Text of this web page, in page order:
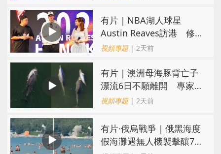
有片｜NBA湖人球星
Austin Reaves訪港 修
頓與青少年交流球技
視頻專題| 2天前
有片｜澳洲母海豚背亡子
漂流6日不願離開 專家：
極度悲傷下的哀悼行為
視頻專題| 2天前
​有片·俄烏戰爭｜俄黑海度
假海灘遇無人機襲擊釀7死